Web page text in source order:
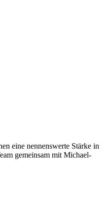
eine nennenswerte Stärke in
gemeinsam mit Michael-